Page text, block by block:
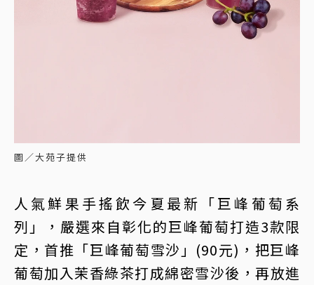
圖／大苑子提供
人氣鮮果手搖飲今夏最新「巨峰葡萄系
列」，嚴選來自彰化的巨峰葡萄打造3款限
定，首推「巨峰葡萄雪沙」(90元)，把巨峰
葡萄加入茉香綠茶打成綿密雪沙後，再放進